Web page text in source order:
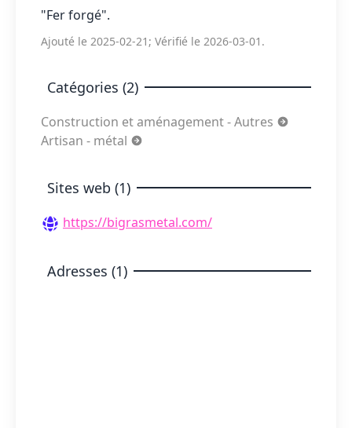
"Fer forgé".
Ajouté le 2025-02-21; Vérifié le 2026-03-01.
Catégories (2)
Construction et aménagement - Autres
Artisan - métal
Sites web (1)
https://bigrasmetal.com/
Adresses (1)